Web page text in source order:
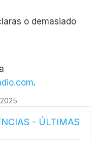
o demasiado
.
- ÚLTIMAS